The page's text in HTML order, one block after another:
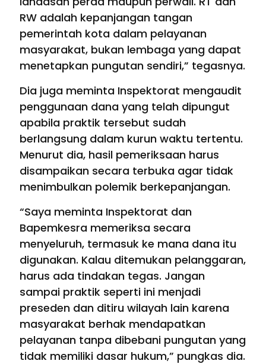
RW adalah kepanjangan tangan
pemerintah kota dalam pelayanan
masyarakat, bukan lembaga yang dapat
menetapkan pungutan sendiri,” tegasnya.
Dia juga meminta Inspektorat mengaudit
penggunaan dana yang telah dipungut
apabila praktik tersebut sudah
berlangsung dalam kurun waktu tertentu.
Menurut dia, hasil pemeriksaan harus
disampaikan secara terbuka agar tidak
menimbulkan polemik berkepanjangan.
“Saya meminta Inspektorat dan
Bapemkesra memeriksa secara
menyeluruh, termasuk ke mana dana itu
digunakan. Kalau ditemukan pelanggaran,
harus ada tindakan tegas. Jangan
sampai praktik seperti ini menjadi
preseden dan ditiru wilayah lain karena
masyarakat berhak mendapatkan
pelayanan tanpa dibebani pungutan yang
tidak memiliki dasar hukum,” pungkas dia.